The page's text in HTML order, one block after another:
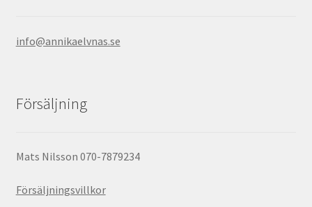
info@annikaelvnas.se
Försäljning
Mats Nilsson 070-7879234
Försäljningsvillkor